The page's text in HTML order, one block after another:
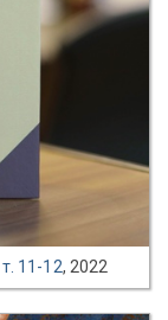
11-12, 2022